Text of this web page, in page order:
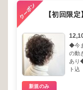
【初回限
◆今
の動
あり
ト込
新規のみ